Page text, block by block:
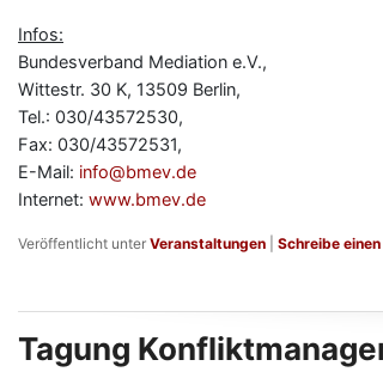
Infos:
Bundesverband Mediation e.V.,
Wittestr. 30 K, 13509 Berlin,
Tel.: 030/43572530,
Fax: 030/43572531,
E-Mail: info@bmev.de
Internet: www.bmev.de
Veröffentlicht unter Veranstaltungen Schreibe
Tagung